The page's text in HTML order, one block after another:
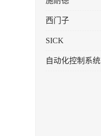
西门子
SICK
自动化控制系统